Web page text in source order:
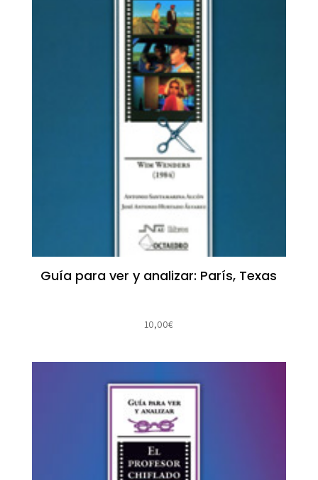
Guía para ver y analizar: París, Texas
10,00€